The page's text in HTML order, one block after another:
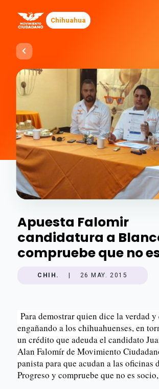
Chihuahua
Apuesta Falomir
candidatura a
compruebe que no
CHIH. 26 MAY. 2015
Para demostrar quien dice la verdad y
engañando a los chihuahuenses, en
un crédito que adeuda el candidato
Alan Falomír de Movimiento
panista para que acudan a las oficinas
Progreso y compruebe que no es socio,